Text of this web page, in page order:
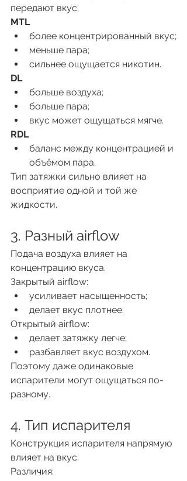
передают вкус.
MTL
более концентрированный вкус;
меньше пара;
сильнее ощущается никотин.
DL
больше воздуха;
больше пара;
вкус может ощущаться мягче.
RDL
баланс между концентрацией и
объёмом пара.
Тип затяжки сильно влияет на
восприятие одной и той же
жидкости.
3. Разный airflow
Подача воздуха влияет на
концентрацию вкуса.
Закрытый airflow:
усиливает насыщенность;
делает вкус плотнее.
Открытый airflow:
делает затяжку легче;
разбавляет вкус воздухом.
Поэтому даже одинаковые
испарители могут ощущаться по-
разному.
4. Тип испарителя
Конструкция испарителя напрямую
влияет на вкус.
Различия: